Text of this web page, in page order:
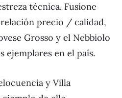
técnica. Fusione
precio / calidad,
Grosso y el Nebbiolo
ejemplares en el país.
y Villa